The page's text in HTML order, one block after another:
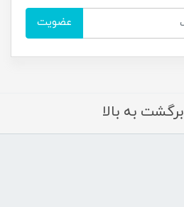
عضویت
برگشت به بالا